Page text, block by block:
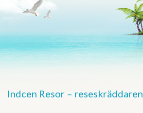
Indcen Resor – reseskräddaren